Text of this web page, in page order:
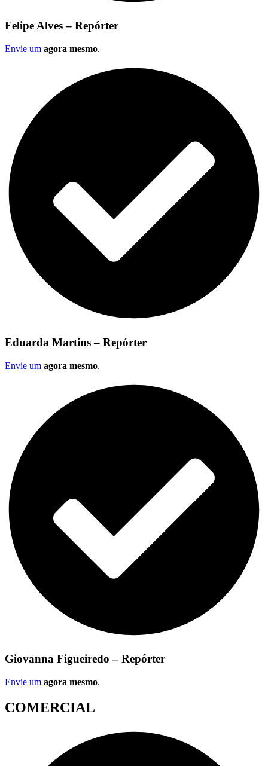
Felipe Alves – Repórter
Envie um agora mesmo.
Eduarda Martins – Repórter
Envie um agora mesmo.
Giovanna Figueiredo – Repórter
Envie um agora mesmo.
COMERCIAL